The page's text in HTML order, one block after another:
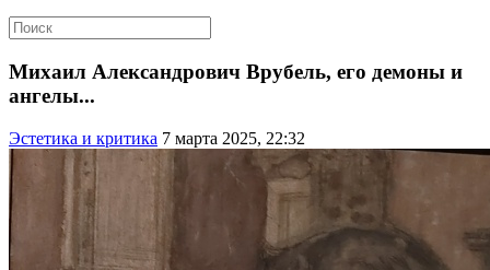
Михаил Александрович Врубель, его демоны и
ангелы...
Эстетика и критика 7 марта 2025, 22:32